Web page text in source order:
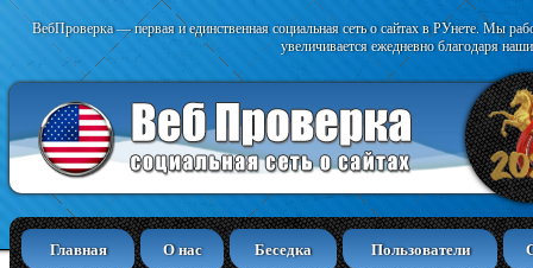
ВебПроверка — первая и единственная социальная сеть о сайтах в РУнете. Мы
увеличивается ежедневно благодаря
Главная О нас Беседка Пользователи